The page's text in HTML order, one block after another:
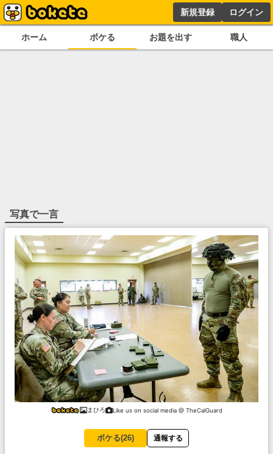
新規登録 ログイン
ホーム ボケる お題を出す 職人
写真で一言
まひろ Like us on social media @ TheCalGuard
ボケる(26) 通報する